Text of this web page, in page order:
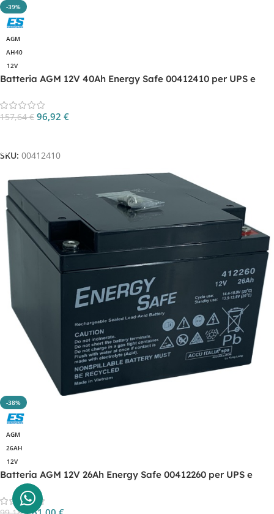
-39%
AGM
AH40
12V
Batteria AGM 12V 40Ah Energy Safe 00412410 per UPS e
157,64€ 96,92 €
SKU: 00412410
-38%
AGM
26AH
12V
Batteria AGM 12V 26Ah Energy Safe 00412260 per UPS e
backup